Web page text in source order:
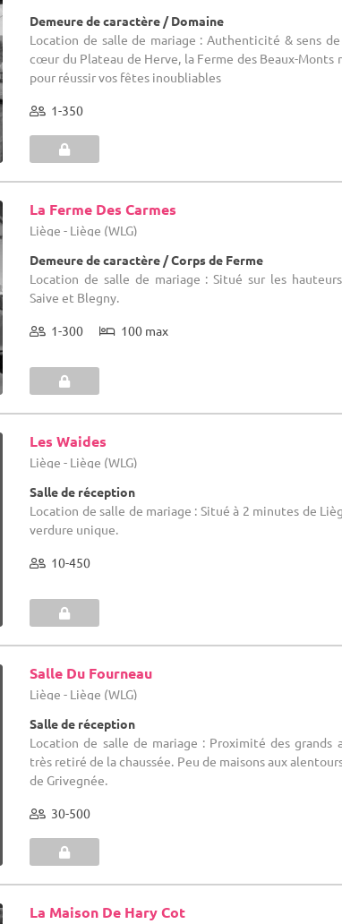
Demeure de caractère / Domaine
Location de salle de mariage : Authenticité & sens de
cœur du Plateau de Herve, la Ferme des Beaux-Monts
pour réussir vos fêtes inoubliables
1-350
La Ferme Des Carmes
Liège - Liège (WLG)
Demeure de caractère / Corps de Ferme
Location de salle de mariage : Situé sur les
Saive et Blegny.
1-300 100 max
Les Waides
Liège - Liège (WLG)
Salle de réception
Location de salle de mariage : Situé à 2 minutes de
verdure unique.
10-450
Salle Du Fourneau
Liège - Liège (WLG)
Salle de réception
Location de salle de mariage : Proximité des grands
très retiré de la chaussée. Peu de maisons aux
de Grivegnée.
30-500
La Maison De Hary Cot